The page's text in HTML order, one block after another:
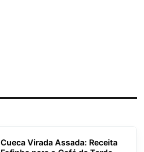
Cueca Virada Assada: Receita